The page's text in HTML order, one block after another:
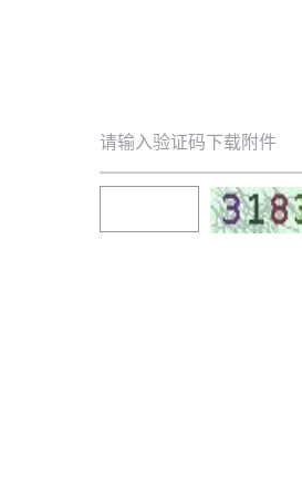
请输入验证码下载附件